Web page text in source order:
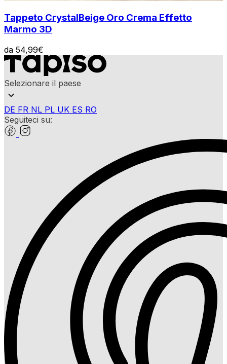
Tappeto CrystalBeige Oro Crema Effetto
Marmo 3D
da 54,99€
Selezionare il paese
DE FR NL PL UK ES RO
Seguiteci su: